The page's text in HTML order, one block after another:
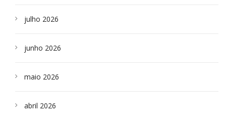
julho 2026
junho 2026
maio 2026
abril 2026